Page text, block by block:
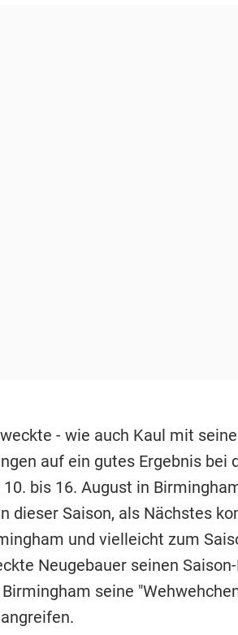
- wie auch Kaul mit
auf ein gutes Ergebnis bei
bis 16. August in
dieser Saison, als Nächstes
und vielleicht zum
Neugebauer seinen
seine